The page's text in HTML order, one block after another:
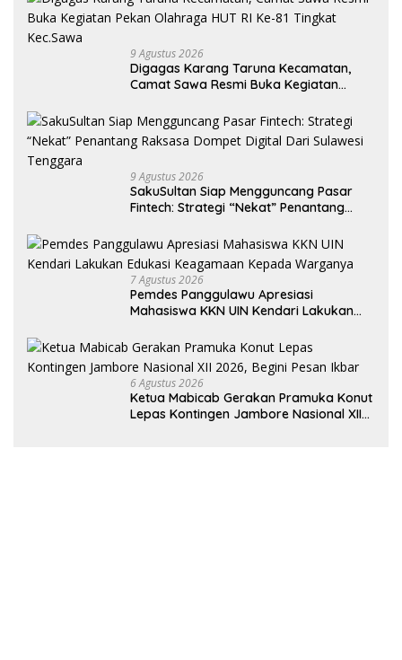
9 Agustus 2026
Digagas Karang Taruna Kecamatan,
Camat Sawa Resmi Buka Kegiatan
Kec.Sawa
9 Agustus 2026
SakuSultan Siap Mengguncang Pasar
Fintech: Strategi “Nekat” Penantang
Tenggara
7 Agustus 2026
Pemdes Panggulawu Apresiasi
Mahasiswa KKN UIN Kendari Lakukan
6 Agustus 2026
Ketua Mabicab Gerakan Pramuka Konut
Lepas Kontingen Jambore Nasional XII